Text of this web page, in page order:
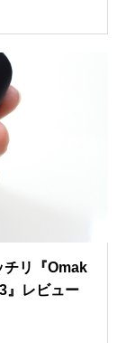
チリ『Omak
』レビュー